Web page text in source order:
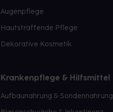
Augenpflege
Hautstraffende Pflege
Dekorative Kosmetik
Krankenpflege & Hilfsmittel
Aufbaunahrung & Sondennahrung